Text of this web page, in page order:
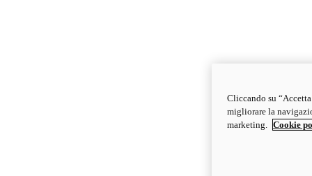
Cliccando su
migliorare la
marketing.
Cookie